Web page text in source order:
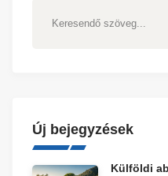
Új bejegyzések
Külföldi